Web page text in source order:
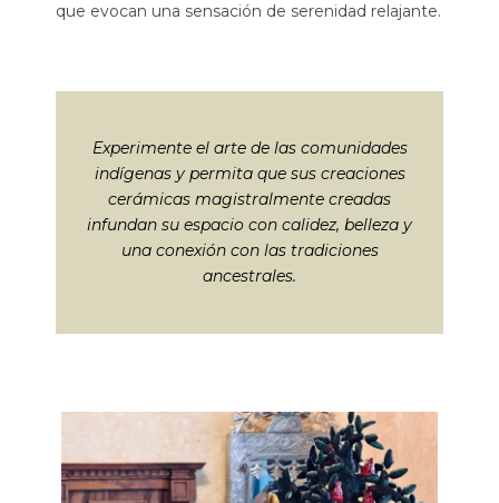
que evocan una sensación de serenidad relajante.
Experimente el arte de las comunidades
indígenas y permita que sus creaciones
cerámicas magistralmente creadas
infundan su espacio con calidez, belleza y
una conexión con las tradiciones
ancestrales.